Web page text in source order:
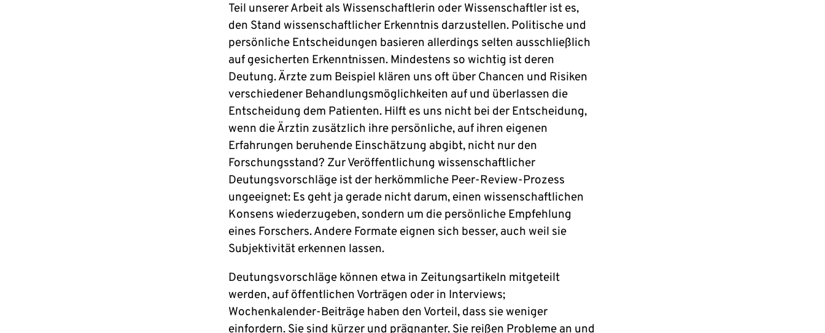
Teil unserer Arbeit als Wissenschaftlerin oder Wissenschaftler ist es,
den Stand wissenschaftlicher Erkenntnis darzustellen. Politische und
persönliche Entscheidungen basieren allerdings selten ausschließlich
auf gesicherten Erkenntnissen. Mindestens so wichtig ist deren
Deutung. Ärzte zum Beispiel klären uns oft über Chancen und Risiken
verschiedener Behandlungsmöglichkeiten auf und überlassen die
Entscheidung dem Patienten. Hilft es uns nicht bei der Entscheidung,
wenn die Ärztin zusätzlich ihre persönliche, auf ihren eigenen
Erfahrungen beruhende Einschätzung abgibt, nicht nur den
Forschungsstand? Zur Veröffentlichung wissenschaftlicher
Deutungsvorschläge ist der herkömmliche Peer-Review-Prozess
ungeeignet: Es geht ja gerade nicht darum, einen wissenschaftlichen
Konsens wiederzugeben, sondern um die persönliche Empfehlung
eines Forschers. Andere Formate eignen sich besser, auch weil sie
Subjektivität erkennen lassen.
Deutungsvorschläge können etwa in Zeitungsartikeln mitgeteilt
werden, auf öffentlichen Vorträgen oder in Interviews;
Wochenkalender-Beiträge haben den Vorteil, dass sie weniger
einfordern. Sie sind kürzer und prägnanter. Sie reißen Probleme an und